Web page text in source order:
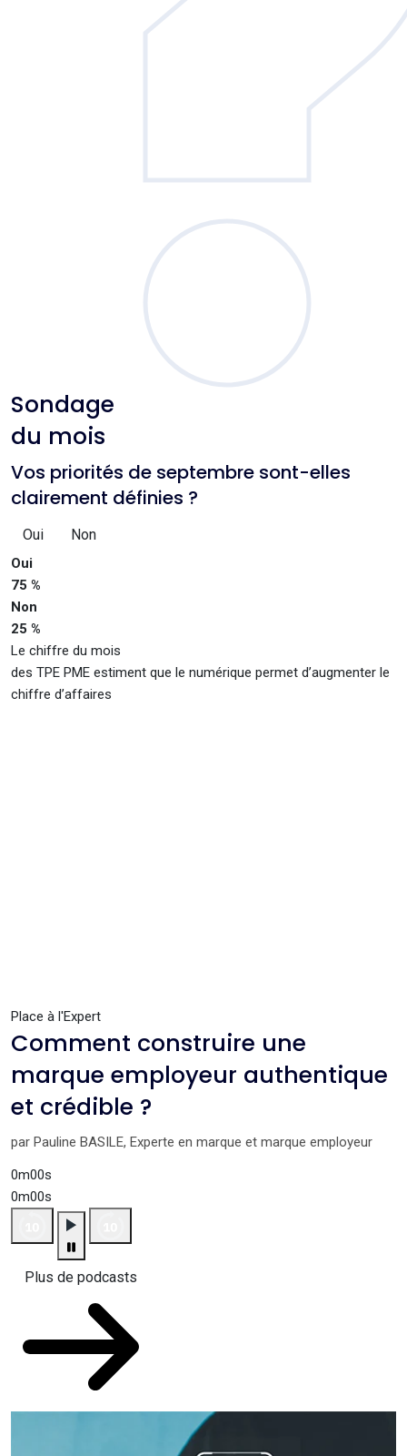
Sondage
du mois
Vos priorités de septembre sont-elles
clairement définies ?
Oui Non
Oui
75 %
Non
25 %
Le chiffre du mois
des TPE PME estiment que le numérique permet d’augmenter le
chiffre d’affaires
Place à l'Expert
Comment construire une
marque employeur authentique
et crédible ?
par Pauline BASILE, Experte en marque et marque employeur
0m00s
0m00s
Plus de podcasts